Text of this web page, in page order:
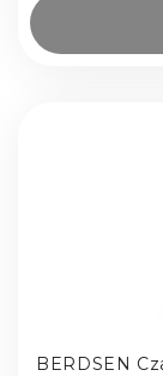
BERDSEN